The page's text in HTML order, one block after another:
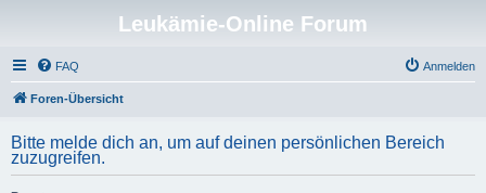
Leukämie-Online Forum
FAQ Anmelden
Foren-Übersicht
Bitte melde dich an, um auf deinen persönlichen Bereich
zuzugreifen.